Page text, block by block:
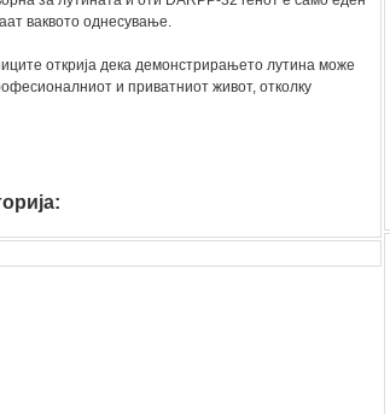
ваквото однесување.
открија дека демонстрирањето лутина може
и приватниот живот, отколку